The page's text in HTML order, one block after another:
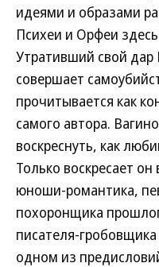
идеями и образами
Психеи и Орфеи
Утративший свой дар
совершает
прочитывается как
самого автора.
воскреснуть, как
Только воскресает
юноши-романтика,
похоронщика
писателя-
одном из